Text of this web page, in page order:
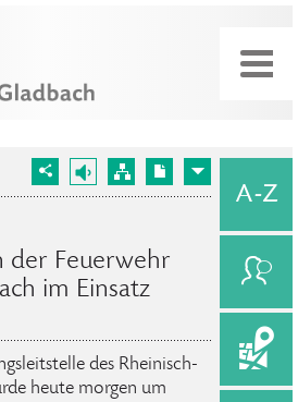
der Feuerwehr
im Einsatz
des Rheinisch-
heute morgen um